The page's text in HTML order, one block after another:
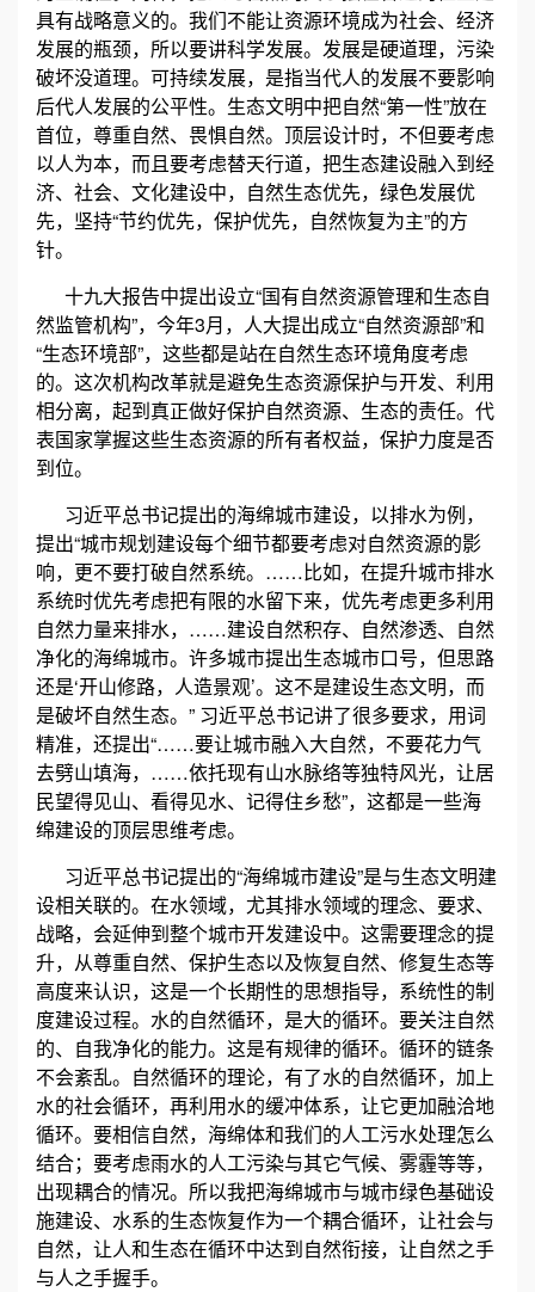
新
闻
资
讯
荣
资
质
具有战略意义的。我们不能让资源环境成为社会、经济
发展的瓶颈，所以要讲科学发展。发展是硬道理，污染
破坏没道理。可持续发展，是指当代人的发展不要影响
后代人发展的公平性。生态文明中把自然“第一性”放在
首位，尊重自然、畏惧自然。顶层设计时，不但要考虑
以人为本，而且要考虑替天行道，把生态建设融入到经
济、社会、文化建设中，自然生态优先，绿色发展优
先，坚持“节约优先，保护优先，自然恢复为主”的方
针。
十九大报告中提出设立“国有自然资源管理和生态自
然监管机构”，今年3月，人大提出成立“自然资源部”和
“生态环境部”，这些都是站在自然生态环境角度考虑
的。这次机构改革就是避免生态资源保护与开发、利用
相分离，起到真正做好保护自然资源、生态的责任。代
表国家掌握这些生态资源的所有者权益，保护力度是否
到位。
习近平总书记提出的海绵城市建设，以排水为例，
提出“城市规划建设每个细节都要考虑对自然资源的影
响，更不要打破自然系统。……比如，在提升城市排水
系统时优先考虑把有限的水留下来，优先考虑更多利用
自然力量来排水，……建设自然积存、自然渗透、自然
净化的海绵城市。许多城市提出生态城市口号，但思路
还是‘开山修路，人造景观’。这不是建设生态文明，而
是破坏自然生态。” 习近平总书记讲了很多要求，用词
精准，还提出“……要让城市融入大自然，不要花力气
去劈山填海，……依托现有山水脉络等独特风光，让居
民望得见山、看得见水、记得住乡愁”，这都是一些海
绵建设的顶层思维考虑。
习近平总书记提出的“海绵城市建设”是与生态文明建
设相关联的。在水领域，尤其排水领域的理念、要求、
战略，会延伸到整个城市开发建设中。这需要理念的提
升，从尊重自然、保护生态以及恢复自然、修复生态等
高度来认识，这是一个长期性的思想指导，系统性的制
度建设过程。水的自然循环，是大的循环。要关注自然
的、自我净化的能力。这是有规律的循环。循环的链条
不会紊乱。自然循环的理论，有了水的自然循环，加上
水的社会循环，再利用水的缓冲体系，让它更加融洽地
循环。要相信自然，海绵体和我们的人工污水处理怎么
结合；要考虑雨水的人工污染与其它气候、雾霾等等，
出现耦合的情况。所以我把海绵城市与城市绿色基础设
施建设、水系的生态恢复作为一个耦合循环，让社会与
自然，让人和生态在循环中达到自然衔接，让自然之手
与人之手握手。